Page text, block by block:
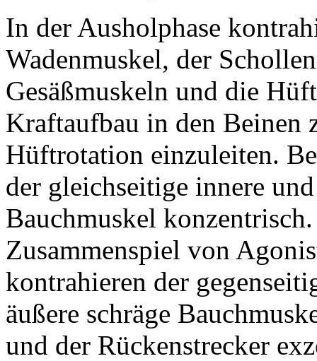
In der Ausholphase
Wadenmuskel, der
Gesäßmuskeln und die
Kraftaufbau in den Beinen
Hüftrotation einzuleiten.
der gleichseitige innere
Bauchmuskel
Zusammenspiel von
kontrahieren der
äußere schräge
und der Rückenstrecker